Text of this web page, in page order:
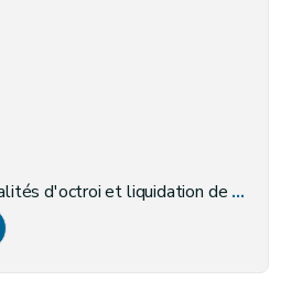
d'octroi et liquidation de l'aide